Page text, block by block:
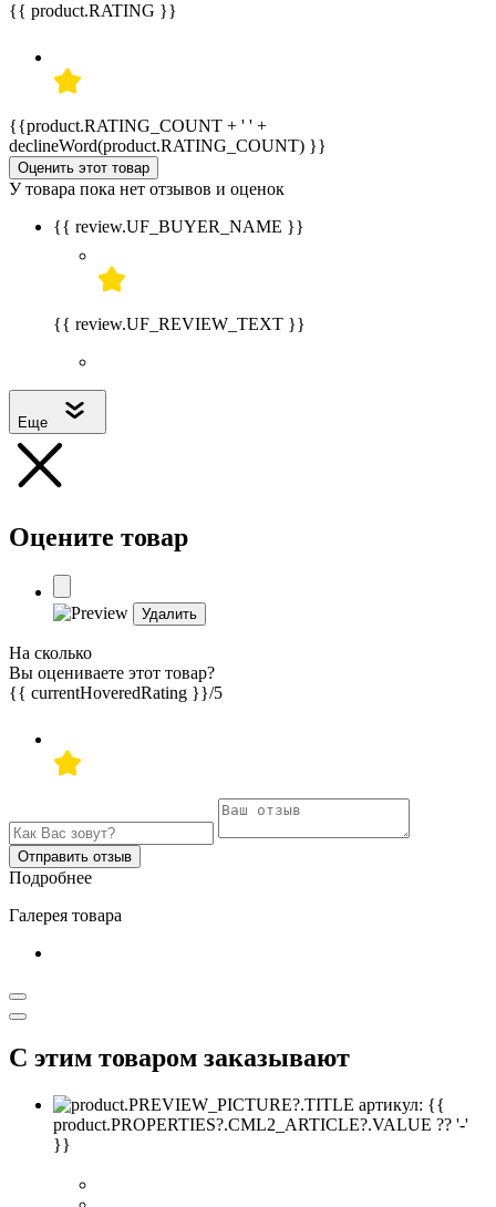
{{ product.RATING }}
{{product.RATING_COUNT + ' ' +
declineWord(product.RATING_COUNT) }}
Оценить этот товар
У товара пока нет отзывов и оценок
{{ review.UF_BUYER_NAME }}
{{ review.UF_REVIEW_TEXT }}
Еще
Оцените товар
Удалить
На сколько
Вы оцениваете этот товар?
{{ currentHoveredRating }}/5
Отправить отзыв
Подробнее
Галерея товара
С этим товаром заказывают
артикул: {{
product.PROPERTIES?.CML2_ARTICLE?.VALUE ?? '-'
}}